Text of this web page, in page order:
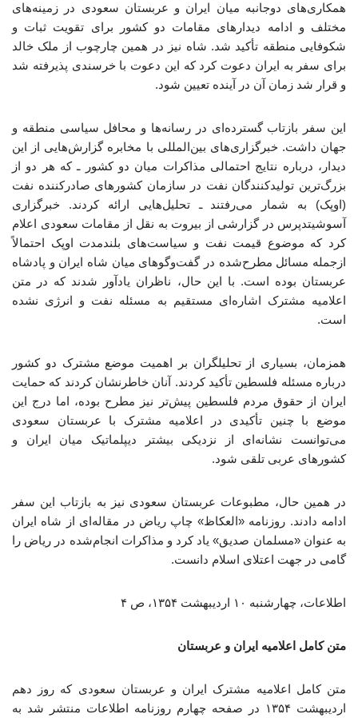
همکاری‌های دوجانبه میان ایران و عربستان سعودی در زمینه‌های
مختلف و ادامه دیدارهای مقامات دو کشور برای تقویت ثبات و
شکوفایی منطقه تأکید شد. شاه نیز در همین چارچوب از ملک خالد
برای سفر به ایران دعوت کرد که این دعوت با خرسندی پذیرفته شد
و قرار شد زمان آن در آینده تعیین شود.
این سفر بازتاب گسترده‌ای در رسانه‌ها و محافل سیاسی منطقه و
جهان داشت. خبرگزاری‌های بین‌المللی با مخابره گزارش‌هایی از این
دیدار، درباره نتایج احتمالی مذاکرات میان دو کشور ـ که هر دو از
بزرگ‌ترین تولیدکنندگان نفت در سازمان کشورهای صادرکننده نفت
(اوپک) به شمار می‌رفتند ـ تحلیل‌هایی ارائه کردند. خبرگزاری
آسوشیتدپرس در گزارشی از بیروت به نقل از مقامات سعودی اعلام
کرد که موضوع قیمت نفت و سیاست‌های بلندمدت اوپک احتمالاً
ازجمله مسائل مطرح‌شده در گفت‌وگوهای میان شاه ایران و پادشاه
عربستان بوده است. با این حال، ناظران یادآور شدند که در متن
اعلامیه مشترک اشاره‌ای مستقیم به مسئله نفت و انرژی نشده
است.
همزمان، بسیاری از تحلیلگران بر اهمیت موضع مشترک دو کشور
درباره مسئله فلسطین تأکید کردند. آنان خاطرنشان کردند که حمایت
ایران از حقوق مردم فلسطین پیش‌تر نیز مطرح بوده، اما درج این
موضع با چنین تأکیدی در اعلامیه مشترک با عربستان سعودی
می‌توانست نشانه‌ای از نزدیکی بیشتر دیپلماتیک میان ایران و
کشورهای عربی تلقی شود.
در همین حال، مطبوعات عربستان سعودی نیز به بازتاب این سفر
ادامه دادند. روزنامه «العکاظ» چاپ ریاض در مقاله‌ای از شاه ایران
به عنوان «مسلمان صدیق» یاد کرد و مذاکرات انجام‌شده در ریاض را
گامی در جهت اعتلای اسلام دانست.
اطلاعات، چهارشنبه ۱۰ اردیبهشت ۱۳۵۴، ص ۴
متن کامل اعلامیه ایران و عربستان
متن کامل اعلامیه مشترک ایران و عربستان سعودی که روز دهم
اردیبهشت ۱۳۵۴ در صفحه چهارم روزنامه اطلاعات منتشر شد به